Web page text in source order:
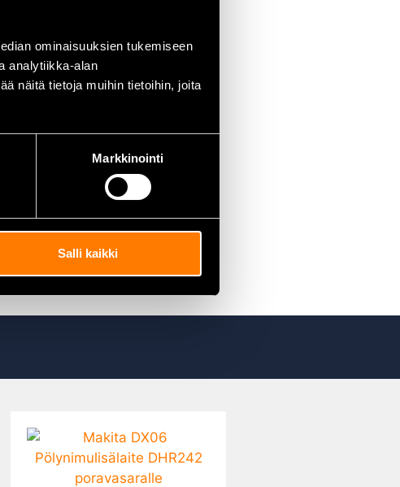
ominaisuuksien tukemiseen
analytiikka-alan
näitä tietoja muihin tietoihin, joita
Markkinointi
Salli kaikki
ankkurireikien tekoon.